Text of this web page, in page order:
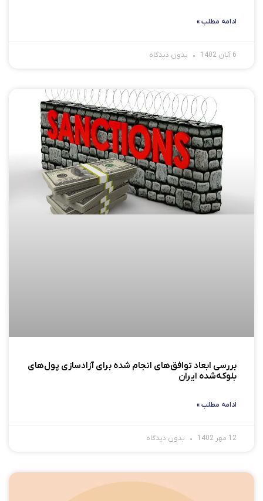
ادامه مطلب »
6 آبان 1402 بدون دیدگاه
بررسی ابعاد توافق‌های انجام شده برای آزادسازی پول‌های
بلوکه‌شده ایران
ادامه مطلب »
12 مهر 1402 بدون دیدگاه